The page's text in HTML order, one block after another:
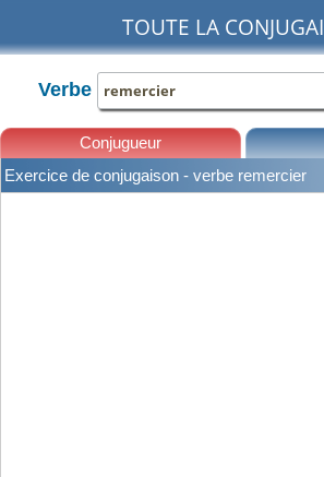
TOUTE LA
Verbe
Conjugueur
Exercice de conjugaison - verbe remercier